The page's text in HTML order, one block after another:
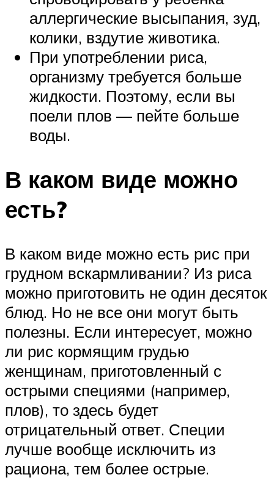
аллергические высыпания, зуд,
колики, вздутие животика.
При употреблении риса,
организму требуется больше
жидкости. Поэтому, если вы
поели плов — пейте больше
воды.
В каком виде можно
есть?
В каком виде можно есть рис при
грудном вскармливании? Из риса
можно приготовить не один десяток
блюд. Но не все они могут быть
полезны. Если интересует, можно
ли рис кормящим грудью
женщинам, приготовленный с
острыми специями (например,
плов), то здесь будет
отрицательный ответ. Специи
лучше вообще исключить из
рациона, тем более острые.